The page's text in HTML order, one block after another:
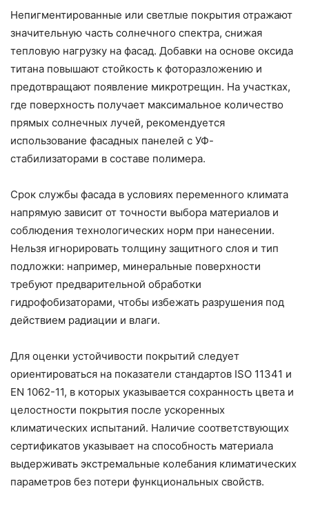
Непигментированные или светлые покрытия отражают
значительную часть солнечного спектра, снижая
тепловую нагрузку на фасад. Добавки на основе оксида
титана повышают стойкость к фоторазложению и
предотвращают появление микротрещин. На участках,
где поверхность получает максимальное количество
прямых солнечных лучей, рекомендуется
использование фасадных панелей с УФ-
стабилизаторами в составе полимера.
Срок службы фасада в условиях переменного климата
напрямую зависит от точности выбора материалов и
соблюдения технологических норм при нанесении.
Нельзя игнорировать толщину защитного слоя и тип
подложки: например, минеральные поверхности
требуют предварительной обработки
гидрофобизаторами, чтобы избежать разрушения под
действием радиации и влаги.
Для оценки устойчивости покрытий следует
ориентироваться на показатели стандартов ISO 11341 и
EN 1062-11, в которых указывается сохранность цвета и
целостности покрытия после ускоренных
климатических испытаний. Наличие соответствующих
сертификатов указывает на способность материала
выдерживать экстремальные колебания климатических
параметров без потери функциональных свойств.